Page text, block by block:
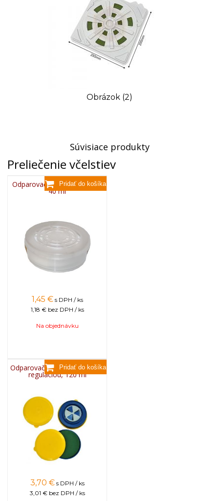
Obrázok (2)
Súvisiace produkty
Preliečenie včelstiev
Odparovač kyseliny mravčej,
40 ml
1,45 € s DPH / ks
1,18 € bez DPH / ks
Na objednávku
Odparovač kyseliny mravčej s
reguláciou, 120 ml
3,70 € s DPH / ks
3,01 € bez DPH / ks